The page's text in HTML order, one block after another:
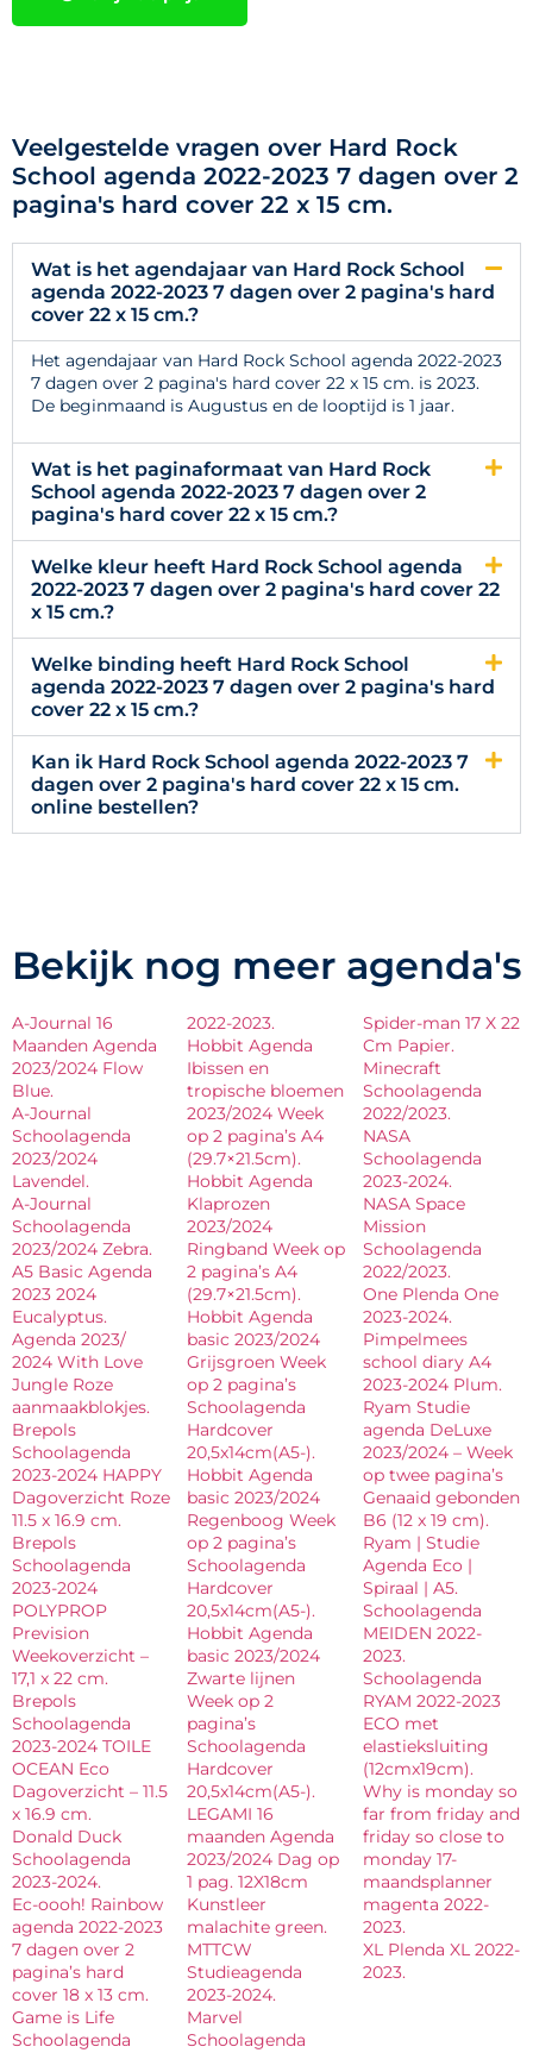
Veelgestelde vragen over Hard Rock
School agenda 2022-2023 7 dagen over 2
pagina's hard cover 22 x 15 cm.
Wat is het agendajaar van Hard Rock School
agenda 2022-2023 7 dagen over 2 pagina's hard
cover 22 x 15 cm.?
Het agendajaar van Hard Rock School agenda 2022-2023
7 dagen over 2 pagina's hard cover 22 x 15 cm. is 2023.
De beginmaand is Augustus en de looptijd is 1 jaar.
Wat is het paginaformaat van Hard Rock
School agenda 2022-2023 7 dagen over 2
pagina's hard cover 22 x 15 cm.?
Welke kleur heeft Hard Rock School agenda
2022-2023 7 dagen over 2 pagina's hard cover 22
x 15 cm.?
Welke binding heeft Hard Rock School
agenda 2022-2023 7 dagen over 2 pagina's hard
cover 22 x 15 cm.?
Kan ik Hard Rock School agenda 2022-2023 7
dagen over 2 pagina's hard cover 22 x 15 cm.
online bestellen?
Bekijk nog meer agenda's
A-Journal 16
Maanden Agenda
2023/2024 Flow
Blue.
A-Journal
Schoolagenda
2023/2024
Lavendel.
A-Journal
Schoolagenda
2023/2024 Zebra.
A5 Basic Agenda
2023 2024
Eucalyptus.
Agenda 2023/
2024 With Love
Jungle Roze
aanmaakblokjes.
Brepols
Schoolagenda
2023-2024 HAPPY
Dagoverzicht Roze
11.5 x 16.9 cm.
Brepols
Schoolagenda
2023-2024
POLYPROP
Prevision
Weekoverzicht –
17,1 x 22 cm.
Brepols
Schoolagenda
2023-2024 TOILE
OCEAN Eco
Dagoverzicht – 11.5
x 16.9 cm.
Donald Duck
Schoolagenda
2023-2024.
Ec-oooh! Rainbow
agenda 2022-2023
7 dagen over 2
pagina’s hard
cover 18 x 13 cm.
Game is Life
Schoolagenda
2022-2023.
Hobbit Agenda
Ibissen en
tropische bloemen
2023/2024 Week
op 2 pagina’s A4
(29.7×21.5cm).
Hobbit Agenda
Klaprozen
2023/2024
Ringband Week op
2 pagina’s A4
(29.7×21.5cm).
Hobbit Agenda
basic 2023/2024
Grijsgroen Week
op 2 pagina’s
Schoolagenda
Hardcover
20,5x14cm(A5-).
Hobbit Agenda
basic 2023/2024
Regenboog Week
op 2 pagina’s
Schoolagenda
Hardcover
20,5x14cm(A5-).
Hobbit Agenda
basic 2023/2024
Zwarte lijnen
Week op 2
pagina’s
Schoolagenda
Hardcover
20,5x14cm(A5-).
LEGAMI 16
maanden Agenda
2023/2024 Dag op
1 pag. 12X18cm
Kunstleer
malachite green.
MTTCW
Studieagenda
2023-2024.
Marvel
Schoolagenda
Spider-man 17 X 22
Cm Papier.
Minecraft
Schoolagenda
2022/2023.
NASA
Schoolagenda
2023-2024.
NASA Space
Mission
Schoolagenda
2022/2023.
One Plenda One
2023-2024.
Pimpelmees
school diary A4
2023-2024 Plum.
Ryam Studie
agenda DeLuxe
2023/2024 – Week
op twee pagina’s
Genaaid gebonden
B6 (12 x 19 cm).
Ryam | Studie
Agenda Eco |
Spiraal | A5.
Schoolagenda
MEIDEN 2022-
2023.
Schoolagenda
RYAM 2022-2023
ECO met
elastieksluiting
(12cmx19cm).
Why is monday so
far from friday and
friday so close to
monday 17-
maandsplanner
magenta 2022-
2023.
XL Plenda XL 2022-
2023.